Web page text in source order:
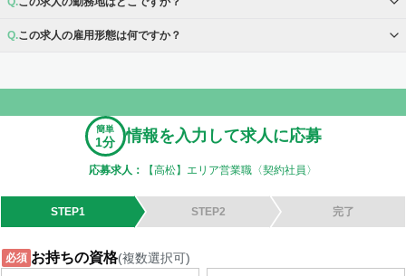
この求人の雇用形態は何ですか？
簡単
1分 情報を入力して求人に応募
応募求人： 【高松】エリア営業職〈契約社員〉
STEP1 STEP2 完了
必須 お持ちの資格(複数選択可)